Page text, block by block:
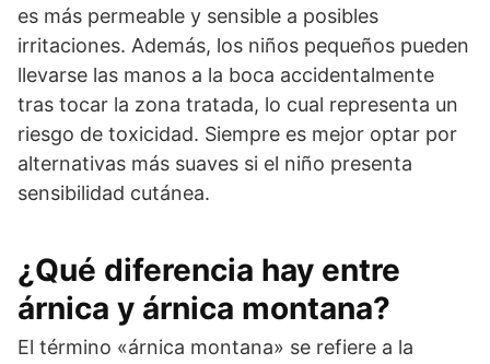
es más permeable y sensible a posibles
irritaciones. Además, los niños pequeños pueden
llevarse las manos a la boca accidentalmente
tras tocar la zona tratada, lo cual representa un
riesgo de toxicidad. Siempre es mejor optar por
alternativas más suaves si el niño presenta
sensibilidad cutánea.
¿Qué diferencia hay entre
árnica y árnica montana?
El término «árnica montana» se refiere a la